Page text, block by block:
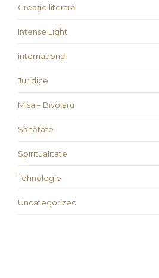
Creaţie literară
Intense Light
international
Juridice
Misa – Bivolaru
Sănătate
Spiritualitate
Tehnologie
Uncategorized